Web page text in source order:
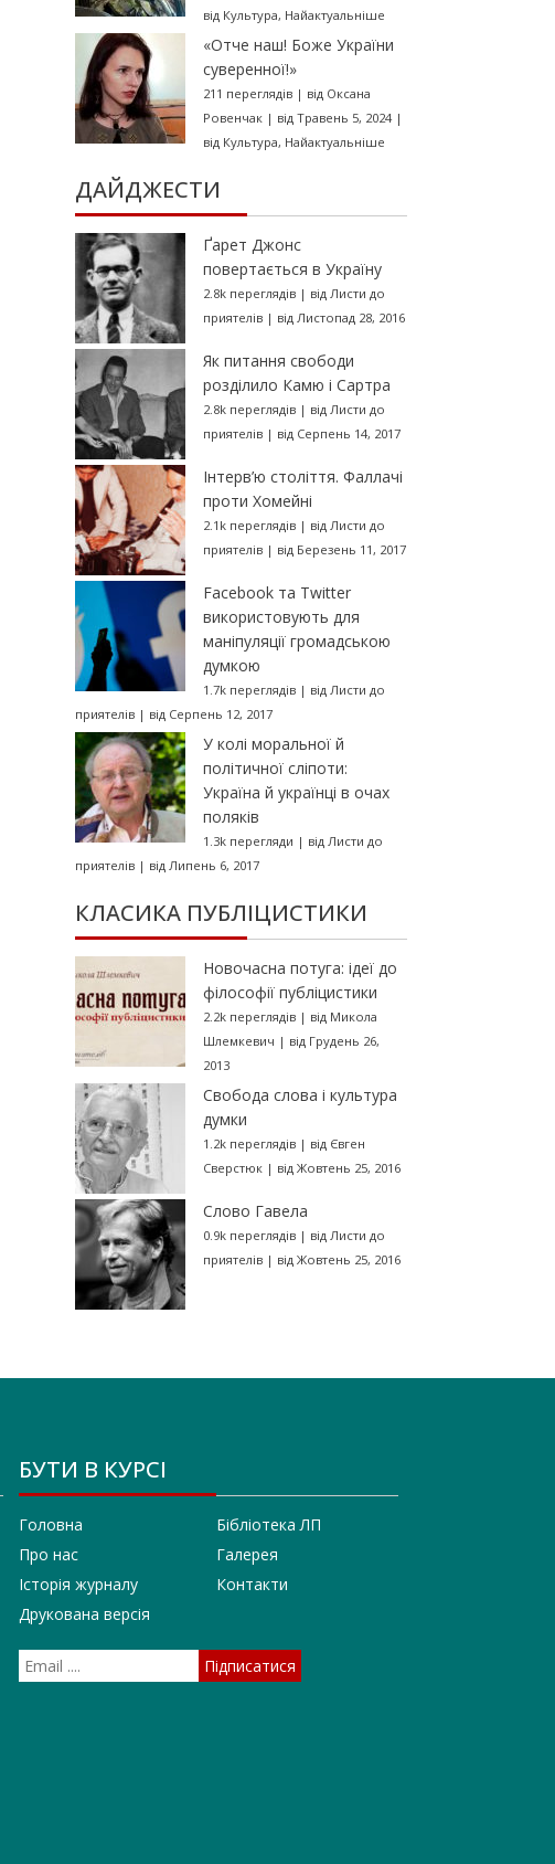
від Культура, Найактуальніше
«Отче наш! Боже України
суверенної!»
211 переглядів| від Оксана
Ровенчак| від Травень 5, 2024|
від Культура, Найактуальніше
ДАЙДЖЕСТИ
Ґарет Джонс
повертається в Україну
2.8k переглядів| від Листи до
приятелів| від Листопад 28, 2016
Як питання свободи
розділило Камю і Сартра
2.8k переглядів| від Листи до
приятелів| від Серпень 14, 2017
Інтерв’ю століття. Фаллачі
проти Хомейні
2.1k переглядів| від Листи до
приятелів| від Березень 11, 2017
Facebook та Twitter
використовують для
маніпуляції громадською
думкою
1.7k переглядів| від Листи до
приятелів| від Серпень 12, 2017
У колі моральної й
політичної сліпоти:
Україна й українці в очах
поляків
1.3k перегляди | від Листи до
приятелів| від Липень 6, 2017
КЛАСИКА ПУБЛІЦИСТИКИ
Новочасна потуга: ідеї до
філософії публіцистики
2.2k переглядів| від Микола
Шлемкевич | від Грудень 26,
2013
Свобода слова і культура
думки
1.2k переглядів| від Євген
Сверстюк| від Жовтень 25, 2016
Слово Гавела
0.9k переглядів| від Листи до
приятелів| від Жовтень 25, 2016
БУТИ В КУРСІ
Головна
Про нас
Історія журналу
Друкована версія
Бібліотека ЛП
Галерея
Контакти